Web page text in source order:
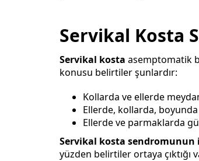
Servikal Kosta
Servikal kosta asemptomatik
konusu belirtiler şunlardır:
Kollarda ve ellerde
Ellerde, kollarda,
Ellerde ve parmaklarda
Servikal kosta sendromunun
yüzden belirtiler ortaya